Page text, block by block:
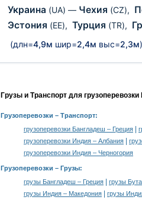
Украина (UA) — Чехия (CZ),
Эстония (EE), Турция (TR),
(длн=4,9м шир=2,4м выс=2,3м)
Грузы и Транспорт для
Грузоперевозки – Транспорт:
грузоперевозки Бангладеш – Греция
грузоперевозки Индия – Албания
грузоперевозки Индия – Черногория
Грузоперевозки – Грузы:
грузы Бангладеш – Греция
грузы
грузы Индия – Македония грузы